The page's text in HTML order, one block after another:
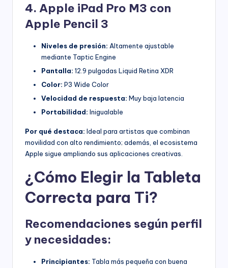
4. Apple iPad Pro M3 con
Apple Pencil 3
Niveles de presión: Altamente ajustable
mediante Taptic Engine
Pantalla: 12.9 pulgadas Liquid Retina XDR
Color: P3 Wide Color
Velocidad de respuesta: Muy baja latencia
Portabilidad: Inigualable
Por qué destaca: Ideal para artistas que combinan
movilidad con alto rendimiento; además, el ecosistema
Apple sigue ampliando sus aplicaciones creativas.
¿Cómo Elegir la Tableta
Correcta para Ti?
Recomendaciones según perfil
y necesidades:
Principiantes: Tabla más pequeña con buena